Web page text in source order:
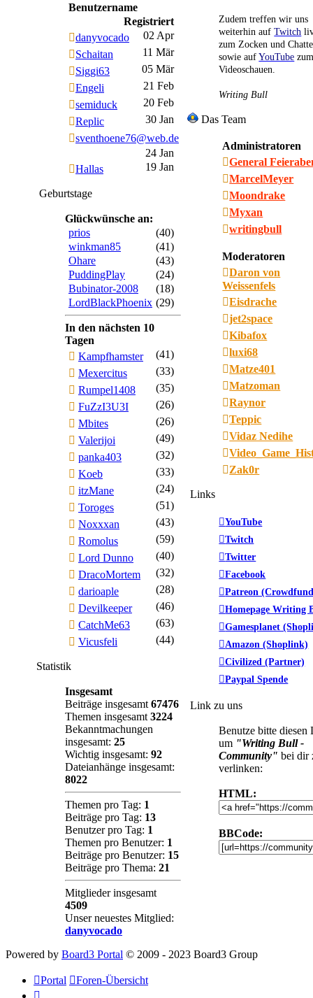
Benutzername
Registriert
danyvocado
02 Apr
Schaitan
11 Mär
Siggi63
05 Mär
Engeli
21 Feb
semiduck
20 Feb
Replic
30 Jan
sventhoene76@web.de
24 Jan
Hallas
19 Jan
Geburtstage
Glückwünsche an:
prios
(40)
winkman85
(41)
Ohare
(43)
PuddingPlay
(24)
Bubinator-2008
(18)
LordBlackPhoenix (29)
In den nächsten 10
Tagen
Kampfhamster
(41)
Mexercitus
(33)
Rumpel1408
(35)
FuZzI3U3I
(26)
Mbites
(26)
Valerijoi
(49)
panka403
(32)
Koeb
(33)
itzMane
(24)
Toroges
(51)
Noxxxan
(43)
Romolus
(59)
Lord Dunno
(40)
DracoMortem
(32)
darioaple
(28)
Devilkeeper
(46)
CatchMe63
(63)
Vicusfeli
(44)
Statistik
Insgesamt
Beiträge insgesamt 67476
Themen insgesamt 3224
Bekanntmachungen
insgesamt: 25
Wichtig insgesamt: 92
Dateianhänge insgesamt:
8022
Themen pro Tag: 1
Beiträge pro Tag: 13
Benutzer pro Tag: 1
Themen pro Benutzer: 1
Beiträge pro Benutzer: 15
Beiträge pro Thema: 21
Mitglieder insgesamt
4509
Unser neuestes Mitglied:
danyvocado
Zudem treffen wir uns
weiterhin aufTwitch
zum Zocken und
sowie aufYouTube
Videoschauen.
Writing Bull
Das Team
Administratoren
General
MarcelMeyer
Moondrake
Myxan
writingbull
Moderatoren
Daron von
Weissenfels
Eisdrache
jet2space
Kibafox
luxi68
Matze401
Matzoman
Raynor
Teppic
Vidaz Nedihe
Zak0r
Links
YouTube
Twitch
Twitter
Facebook
Patreon
Homepage Writing
Gamesplanet
Amazon (Shoplink)
Civilized (Partner)
Paypal Spende
Link zu uns
Benutze bitte diesen
um "Writing Bull -
Community" bei dir
verlinken:
HTML:
BBCode:
Powered by Board3 Portal © 2009 - 2023 Board3 Group
Portal Foren-Übersicht